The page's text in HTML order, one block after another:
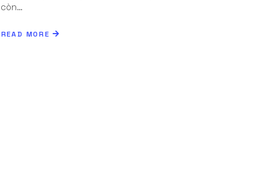
còn…
READ MORE